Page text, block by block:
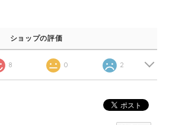
ショップの評価
8 0 2